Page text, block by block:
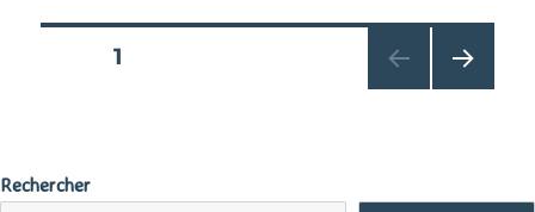
Pagination
publications
PAGE1
Rechercher